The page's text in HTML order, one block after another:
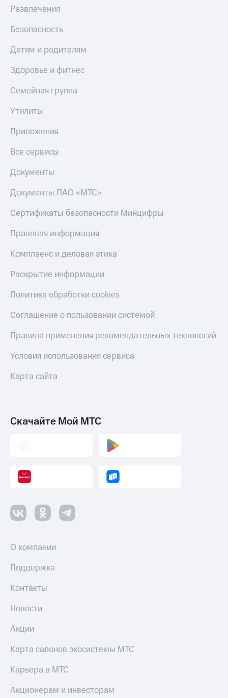
коду
Смартфоны
Наушники
колонки
и
дом
Планшеты
и
скидки
товары
Развлечения
Безопасность
Детям и родителям
Здоровье и фитнес
Семейная группа
Утилиты
Приложения
Все сервисы
Документы
Документы ПАО «МТС»
Сертификаты безопасности Минцифры
Правовая информация
Комплаенс и деловая этика
Раскрытие информации
Политика обработки cookies
Соглашение о пользовании системой
Правила применения рекомендательных технологий
Условия использования сервиса
Карта сайта
Скачайте Мой МТС
О компании
Поддержка
Контакты
Новости
Акции
Карта салонов экосистемы МТС
Карьера в МТС
Акционерам и инвесторам